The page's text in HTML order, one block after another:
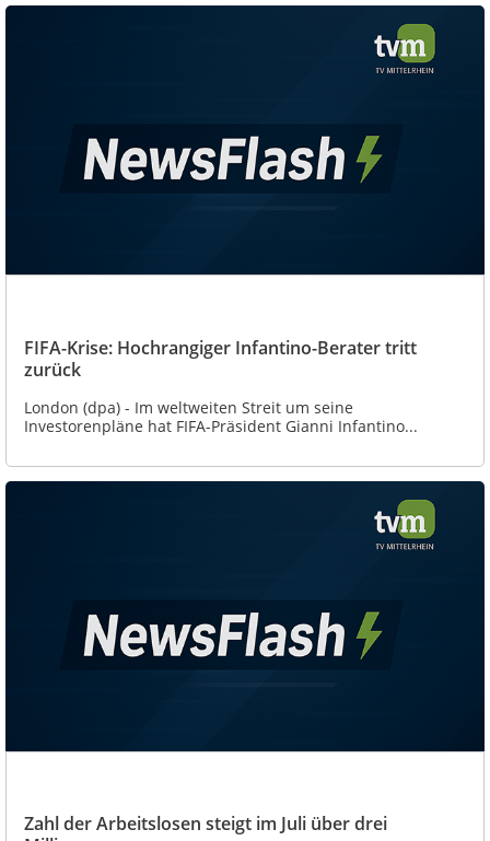
FIFA-Krise: Hochrangiger Infantino-Berater tritt
zurück
London (dpa) - Im weltweiten Streit um seine
Investorenpläne hat FIFA-Präsident Gianni Infantino...
Zahl der Arbeitslosen steigt im Juli über drei